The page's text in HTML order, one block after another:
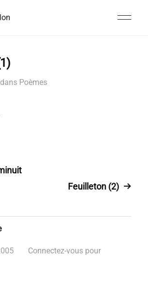
dans Poèmes
Feuilleton (2)
Connectez-vous pour